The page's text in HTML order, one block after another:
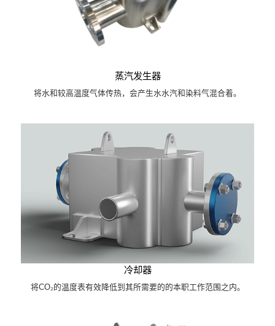
蒸汽发生器
将水和较高温度气体传热，会产生水水汽和染料气混合着。
冷却器
将CO₂的温度表有效降低到其所需要的的本职工作范围之内。